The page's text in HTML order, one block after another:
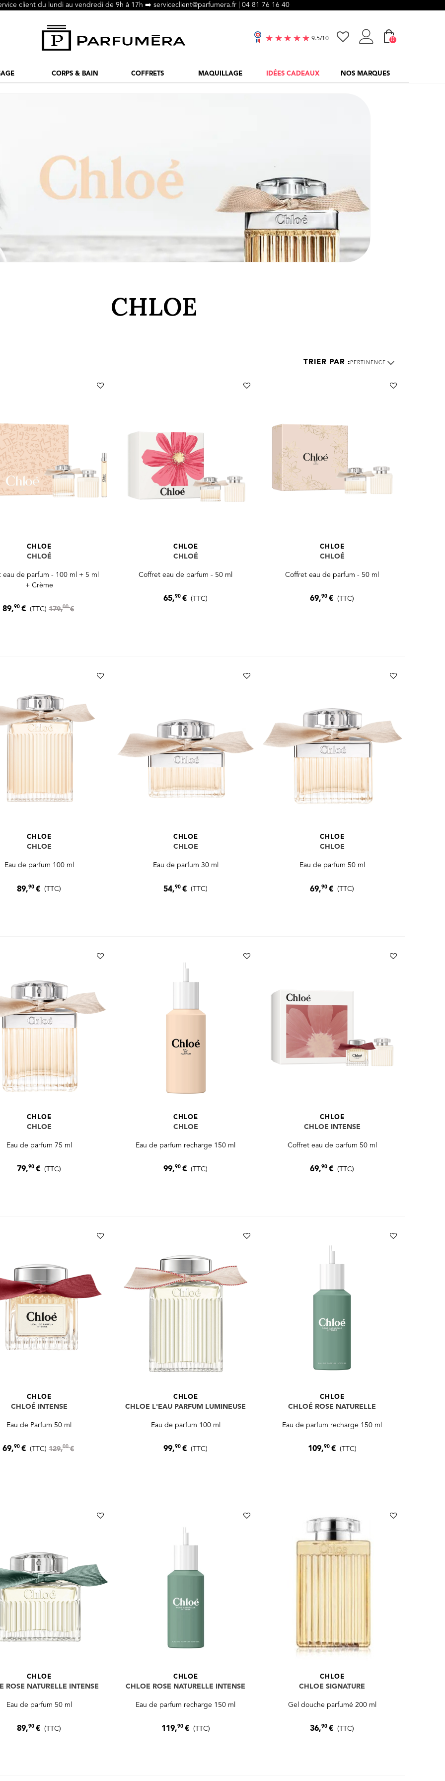
client du lundi au vendredi de 9h à 17h ➡️ serviceclient@parfumera.fr | 04 81 76 16 40
0
CORPS & BAIN COFFRETS MAQUILLAGE IDÉES CADEAUX NOS MARQUES
CHLOE
PERTINENCE
CHLOE
CHLOÉ
eau de parfum - 100 ml + 5 ml
+ Crème
89,90 € (TTC) 179,00€
CHLOE
CHLOÉ
Coffret eau de parfum - 50 ml
65,90€ (TTC)
CHLOE
CHLOÉ
Coffret eau de parfum - 50 ml
69,90€ (TTC)
CHLOE
CHLOE
Eau de parfum 100 ml
89,90€ (TTC)
CHLOE
CHLOE
Eau de parfum 30 ml
54,90€ (TTC)
CHLOE
CHLOE
Eau de parfum 50 ml
69,90€ (TTC)
CHLOE
CHLOE
Eau de parfum 75 ml
79,90€ (TTC)
CHLOE
CHLOE
Eau de parfum recharge 150 ml
99,90€ (TTC)
CHLOE
CHLOE INTENSE
Coffret eau de parfum 50 ml
69,90€ (TTC)
CHLOE
CHLOÉ INTENSE
Eau de Parfum 50 ml
69,90 € (TTC) 129,00€
CHLOE
CHLOE L'EAU PARFUM LUMINEUSE
Eau de parfum 100 ml
99,90€ (TTC)
CHLOE
CHLOÉ ROSE NATURELLE
Eau de parfum recharge 150 ml
109,90 € (TTC)
CHLOE
ROSE NATURELLE INTENSE
Eau de parfum 50 ml
89,90€ (TTC)
CHLOE
CHLOE ROSE NATURELLE INTENSE
Eau de parfum recharge 150 ml
119,90 € (TTC)
CHLOE
CHLOE SIGNATURE
Gel douche parfumé 200 ml
36,90€ (TTC)